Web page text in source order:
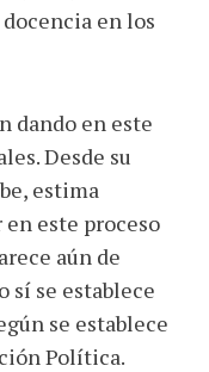
en los
dando en este
Desde su
estima
en este proceso
aún de
se establece
se establece
Política.